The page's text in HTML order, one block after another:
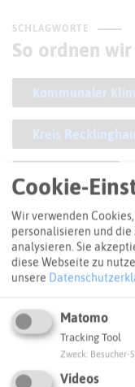
SCHLAGWORTE
So ordnen
Kommunaler
Kreis
Radverkehr
ANFAHRT
So kommt ihr
−
Cookie-
Wir verwenden
personalisieren und
analysieren. Sie
diese Webseite zu
unsere
Matomo
Tracking Tool
Zweck Besucher-
Videos